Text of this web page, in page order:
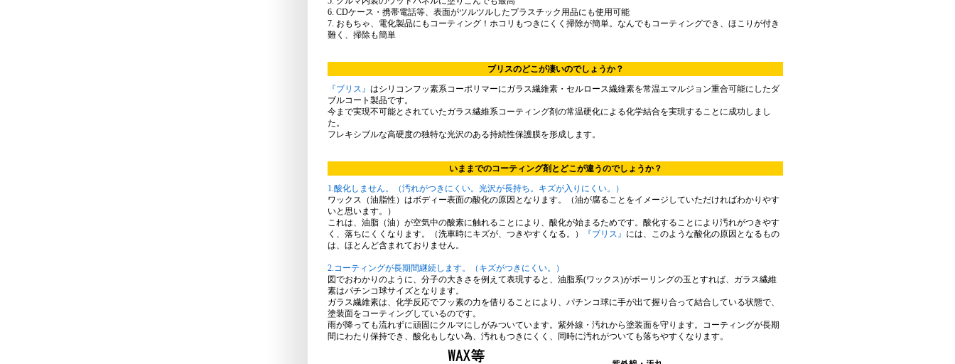
6. CDケース・携帯電話等、表面がツルツルしたプラスチック用品にも使用可能
7. おもちゃ、電化製品にもコーティング！ホコリもつきにくく掃除が簡単。なんでもコーティングでき、ほこりが付き
難く、掃除も簡単
ブリスのどこが凄いのでしょうか？
『ブリス』 はシリコンフッ素系コーポリマーにガラス繊維素・セルロース繊維素を常温エマルジョン重合可能にしたダ
ブルコート製品です。
今まで実現不可能とされていたガラス繊維系コーティング剤の常温硬化による化学結合を実現することに成功しまし
た。
フレキシブルな高硬度の独特な光沢のある持続性保護膜を形成します。
いままでのコーティング剤とどこが違うのでしょうか？
1.酸化しません。（汚れがつきにくい。光沢が長持ち。キズが入りにくい。）
ワックス（油脂性）はボディー表面の酸化の原因となります。（油が腐ることをイメージしていただければわかりやす
いと思います。）
これは、油脂（油）が空気中の酸素に触れることにより、酸化が始まるためです。酸化することにより汚れがつきやす
く、落ちにくくなります。（洗車時にキズが、つきやすくなる。）
『ブリス』 には、このような酸化の原因となるもの
は、ほとんど含まれておりません。
2.コーティングが長期間継続します。（キズがつきにくい。）
図でおわかりのように、分子の大きさを例えて表現すると、油脂系(ワックス)がボーリングの玉とすれば、ガラス繊維
素はパチンコ球サイズとなります。
ガラス繊維素は、化学反応でフッ素の力を借りることにより、パチンコ球に手が出て握り合って結合している状態で、
塗装面をコーティングしているのです。
雨が降っても流れずに頑固にクルマにしがみついています。紫外線・汚れから塗装面を守ります。コーティングが長期
間にわたり保持でき、酸化もしない為、汚れもつきにくく、同時に汚れがついても落ちやすくなります。